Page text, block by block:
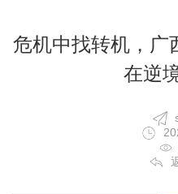
危机中找转机，广
在逆